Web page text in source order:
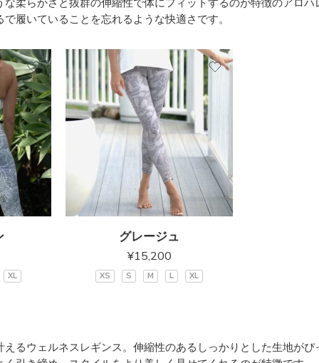
履いていることを忘れるような快適さです。
XL
グレージュ
¥15,200
XS S M L XL
るウェルネスレギンス。 伸縮性のあるしっかりとした生地がぴ